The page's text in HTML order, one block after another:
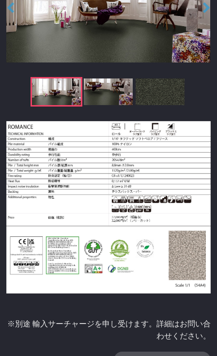
※別途 輸入サーチャージを申し受けます。詳細はお問い合
わせください。